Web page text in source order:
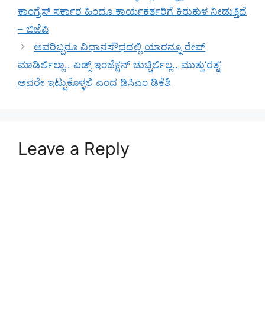
ಕಾಂಗ್ರೆಸ್ ಸರ್ಕಾರ ಹಿಂದೂ ಕಾರ್ಯಕರ್ತರಿಗೆ ಕಿರುಕುಳ ನೀಡುತ್ತಿದೆ
– ಬಿಜೆಪಿ
ಅವರಿಬ್ಬರೂ ವಿಧಾನಸೌಧದಲ್ಲಿ ಯಾರನ್ನೂ ರೇಪ್
ಮಾಡಿರ್ಲಿಲ್ಲಾ.. ಏಡ್ಸ್ ಇಂಜೆಕ್ಷನ್ ಚುಚ್ಚಿರ್ಲಿಲ್ಲ.. ಮುತ್ತು’ರತ್ನ’
ಅವರೇ ಇಟ್ಟುಕೊಳ್ಳಲಿ ಎಂದ ಡಿಸಿಎಂ ಡಿಕೆಶಿ
Leave a Reply